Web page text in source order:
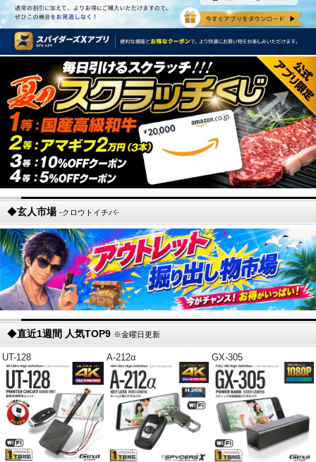
◆玄人市場 -クロウトイチバ-
◆直近1週間 人気TOP9 ※金曜日更新
UT-128 A-212α GX-305